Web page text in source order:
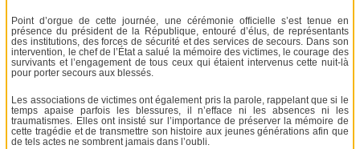
Point d’orgue de cette journée, une cérémonie officielle s’est tenue en
présence du président de la République, entouré d’élus, de représentants
des institutions, des forces de sécurité et des services de secours. Dans son
intervention, le chef de l’État a salué la mémoire des victimes, le courage des
survivants et l’engagement de tous ceux qui étaient intervenus cette nuit-là
pour porter secours aux blessés.
Les associations de victimes ont également pris la parole, rappelant que si le
temps apaise parfois les blessures, il n’efface ni les absences ni les
traumatismes. Elles ont insisté sur l’importance de préserver la mémoire de
cette tragédie et de transmettre son histoire aux jeunes générations afin que
de tels actes ne sombrent jamais dans l’oubli.